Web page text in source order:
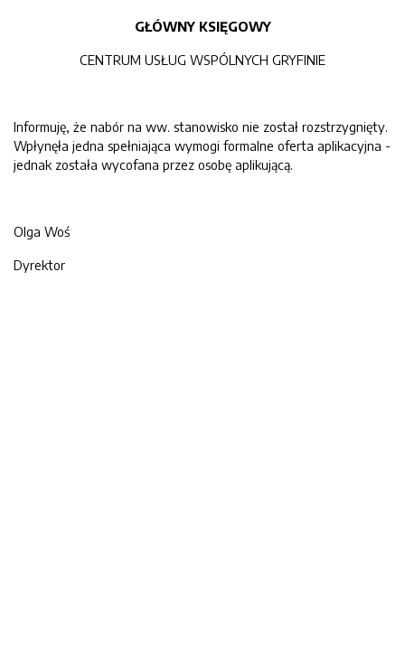
GŁÓWNY KSIĘGOWY
CENTRUM USŁUG WSPÓLNYCH GRYFINIE
Informuję, że nabór na ww. stanowisko nie został rozstrzygnięty.
Wpłynęła jedna spełniająca wymogi formalne oferta aplikacyjna -
jednak została wycofana przez osobę aplikującą.
Olga Woś
Dyrektor